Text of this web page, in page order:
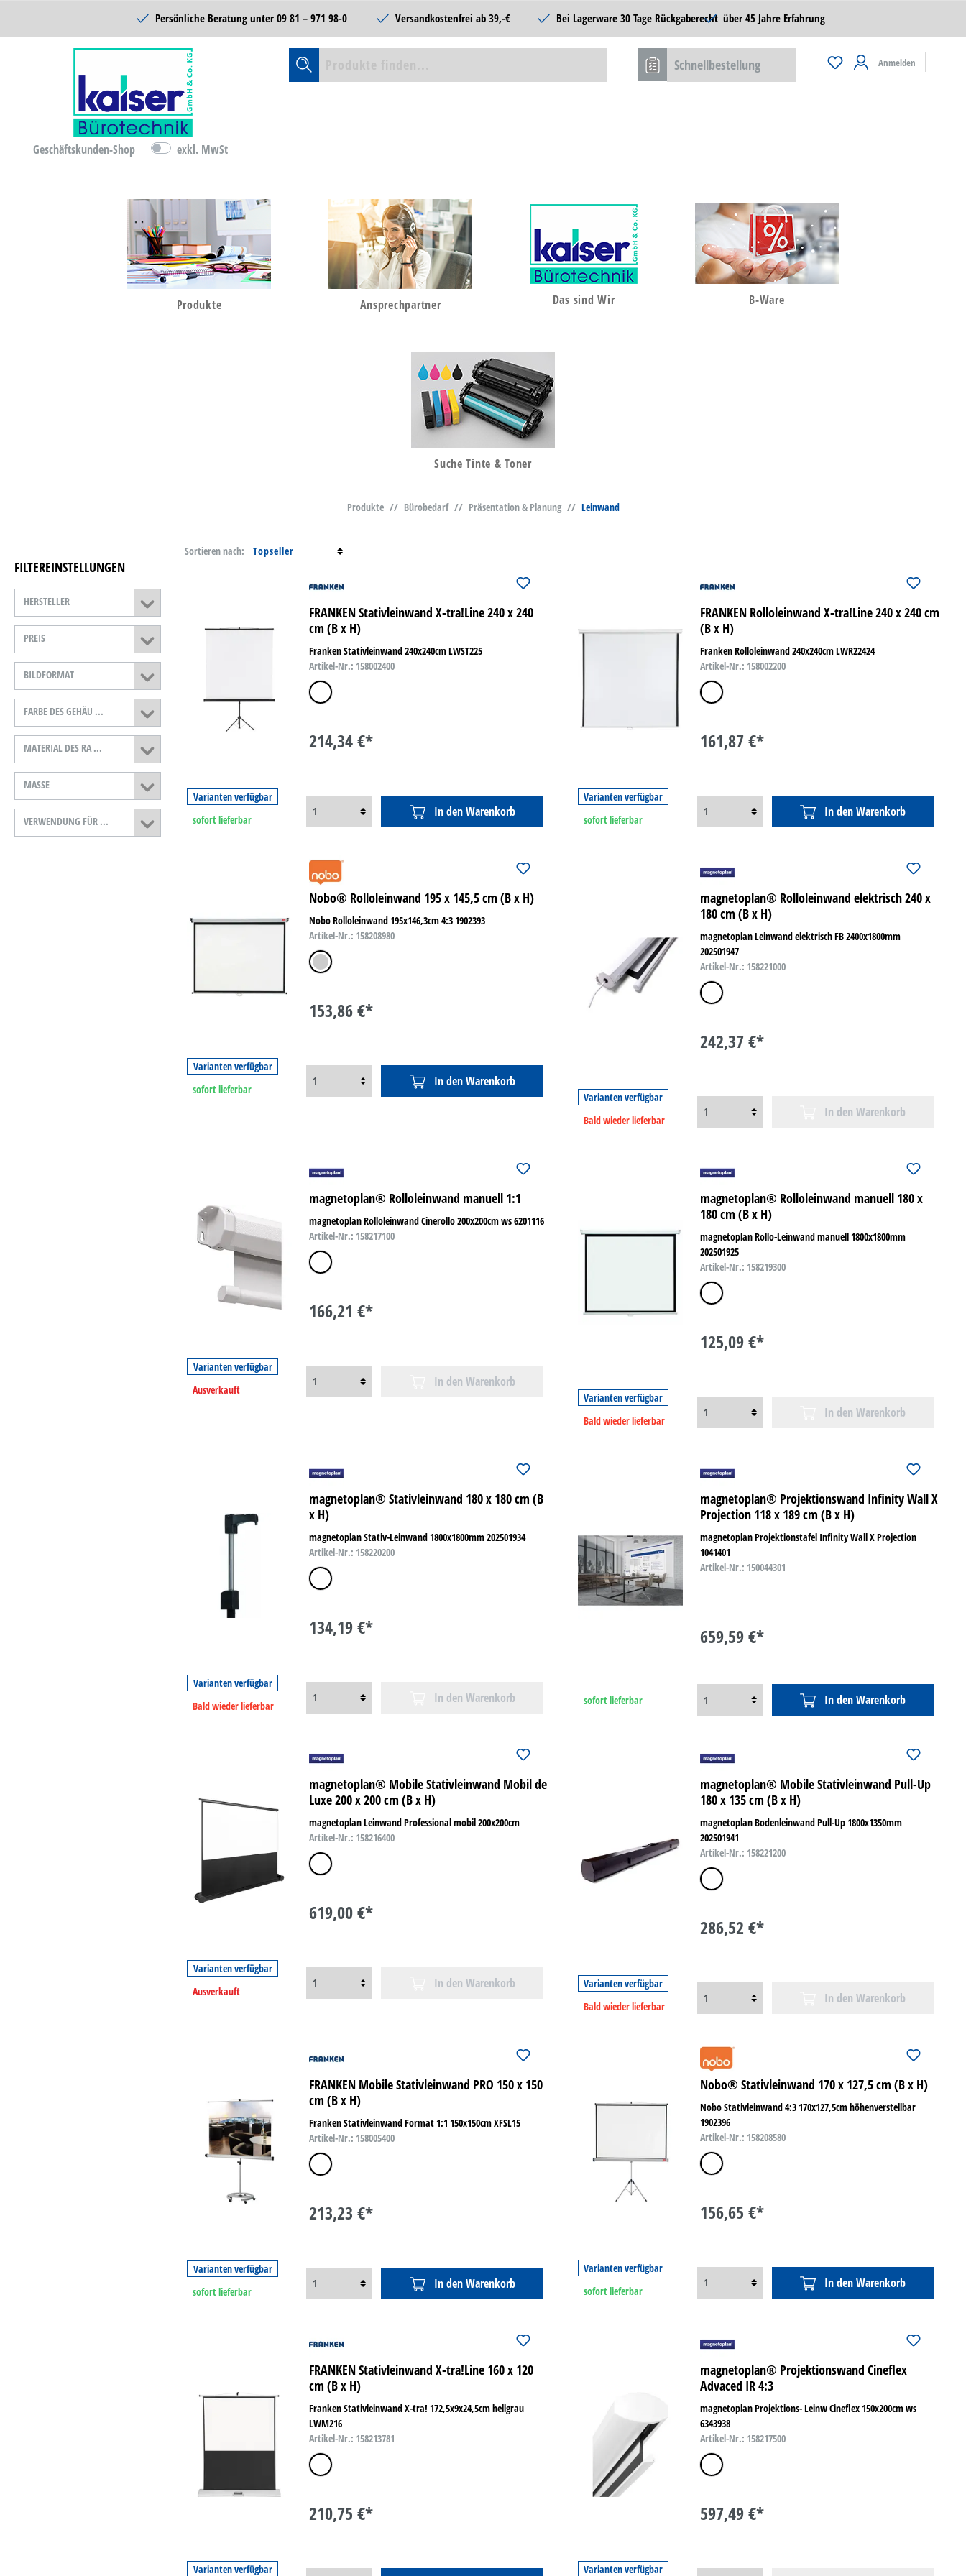
Persönliche Beratung unter 09 81 – 971 98-0 Versandkostenfrei ab 39,-€ Bei Lagerware 30 Tage Rückgaberecht über 45 Jahre Erfahrung
Geschäftskunden-Shop exkl. MwSt
Schnellbestellung Anmelden
Produkte Ansprechpartner Das sind Wir B-Ware
Suche Tinte & Toner
Bürobedarf
Büromöbel & Einrichten
Catering & Food
Lager- &
Betriebsausstattung
B-Ware
D-Ware
Produkte // Bürobedarf // Präsentation & Planung // Leinwand
FILTEREINSTELLUNGEN
HERSTELLER
PREIS
BILDFORMAT
FARBE DES GEHÄU ...
MATERIAL DES RA ...
MASSE
VERWENDUNG FÜR ...
Sortieren nach:
FRANKEN Stativleinwand X-tra!Line 240 x 240
cm (B x H)
Franken Stativleinwand 240x240cm LWST225
Artikel-Nr.: 158002400
weiß
214,34 €*
Varianten verfügbar
sofort lieferbar
In den Warenkorb
FRANKEN Rolloleinwand X-tra!Line 240 x 240 cm
(B x H)
Franken Rolloleinwand 240x240cm LWR22424
Artikel-Nr.: 158002200
weiß
161,87 €*
Varianten verfügbar
sofort lieferbar
In den Warenkorb
Nobo® Rolloleinwand 195 x 145,5 cm (B x H)
Nobo Rolloleinwand 195x146,3cm 4:3 1902393
Artikel-Nr.: 158208980
silber
153,86 €*
Varianten verfügbar
sofort lieferbar
In den Warenkorb
magnetoplan® Rolloleinwand elektrisch 240 x
180 cm (B x H)
magnetoplan Leinwand elektrisch FB 2400x1800mm
202501947
Artikel-Nr.: 158221000
weiß
242,37 €*
Varianten verfügbar
Bald wieder lieferbar
In den Warenkorb
magnetoplan® Rolloleinwand manuell 1:1
magnetoplan Rolloleinwand Cinerollo 200x200cm ws 6201116
Artikel-Nr.: 158217100
weiß
166,21 €*
Varianten verfügbar
Ausverkauft
In den Warenkorb
magnetoplan® Rolloleinwand manuell 180 x
180 cm (B x H)
magnetoplan Rollo-Leinwand manuell 1800x1800mm
202501925
Artikel-Nr.: 158219300
weiß
125,09 €*
Varianten verfügbar
Bald wieder lieferbar
In den Warenkorb
magnetoplan® Stativleinwand 180 x 180 cm (B
x H)
magnetoplan Stativ-Leinwand 1800x1800mm 202501934
Artikel-Nr.: 158220200
mattweiß
134,19 €*
Varianten verfügbar
Bald wieder lieferbar
In den Warenkorb
magnetoplan® Projektionswand Infinity Wall X
Projection 118 x 189 cm (B x H)
magnetoplan Projektionstafel Infinity Wall X Projection
1041401
Artikel-Nr.: 150044301
659,59 €*
sofort lieferbar In den Warenkorb
magnetoplan® Mobile Stativleinwand Mobil de
Luxe 200 x 200 cm (B x H)
magnetoplan Leinwand Professional mobil 200x200cm
Artikel-Nr.: 158216400
mattweiß
619,00 €*
Varianten verfügbar
Ausverkauft
In den Warenkorb
magnetoplan® Mobile Stativleinwand Pull-Up
180 x 135 cm (B x H)
magnetoplan Bodenleinwand Pull-Up 1800x1350mm
202501941
Artikel-Nr.: 158221200
mattweiß
286,52 €*
Varianten verfügbar
Bald wieder lieferbar
In den Warenkorb
FRANKEN Mobile Stativleinwand PRO 150 x 150
cm (B x H)
Franken Stativleinwand Format 1:1 150x150cm XFSL15
Artikel-Nr.: 158005400
weiß
213,23 €*
Varianten verfügbar
sofort lieferbar
In den Warenkorb
Nobo® Stativleinwand 170 x 127,5 cm (B x H)
Nobo Stativleinwand 4:3 170x127,5cm höhenverstellbar
1902396
Artikel-Nr.: 158208580
weiß
156,65 €*
Varianten verfügbar
sofort lieferbar
In den Warenkorb
FRANKEN Stativleinwand X-tra!Line 160 x 120
cm (B x H)
Franken Stativleinwand X-tra! 172,5x9x24,5cm hellgrau
LWM216
Artikel-Nr.: 158213781
weiß
210,75 €*
Varianten verfügbar
magnetoplan® Projektionswand Cineflex
Advaced IR 4:3
magnetoplan Projektions- Leinw Cineflex 150x200cm ws
6343938
Artikel-Nr.: 158217500
weiß
597,49 €*
Varianten verfügbar
Schulbedarf
Catering & Food
Technik
Lager- &
Betriebsausstattung
D-Ware